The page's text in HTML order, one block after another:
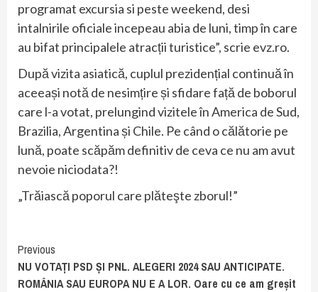
programat excursia si peste weekend, desi
intalnirile oficiale incepeau abia de luni, timp în care
au bifat principalele atracții turistice”, scrie evz.ro.
După vizita asiatică, cuplul prezidențial continuă în
aceeași notă de nesimțire și sfidare față de boborul
care l-a votat, prelungind vizitele în America de Sud,
Brazilia, Argentina și Chile. Pe când o călătorie pe
lună, poate scăpăm definitiv de ceva ce nu am avut
nevoie niciodata?!
„Trăiască poporul care plăteşte zborul!”
Continue
Reading
Previous
NU VOTAȚI PSD ȘI PNL. ALEGERI 2024 SAU ANTICIPATE.
ROMÂNIA SAU EUROPA NU E A LOR. Oare cu ce am greșit